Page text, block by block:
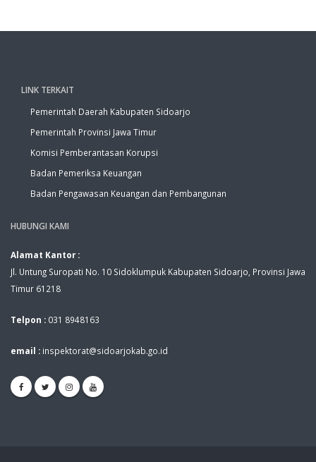
LINK TERKAIT
Pemerintah Daerah Kabupaten Sidoarjo
Pemerintah Provinsi Jawa Timur
Komisi Pemberantasan Korupsi
Badan Pemeriksa Keuangan
Badan Pengawasan Keuangan dan Pembangunan
HUBUNGI KAMI
Alamat Kantor :
Jl. Untung Suropati No. 10 Sidoklumpuk Kabupaten Sidoarjo, Provinsi Jawa
Timur 61218
Telpon : 031 8948163
email : inspektorat@sidoarjokab.go.id